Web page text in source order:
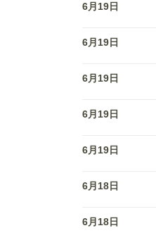
6月19日
6月19日
6月19日
6月19日
6月19日
6月18日
6月18日